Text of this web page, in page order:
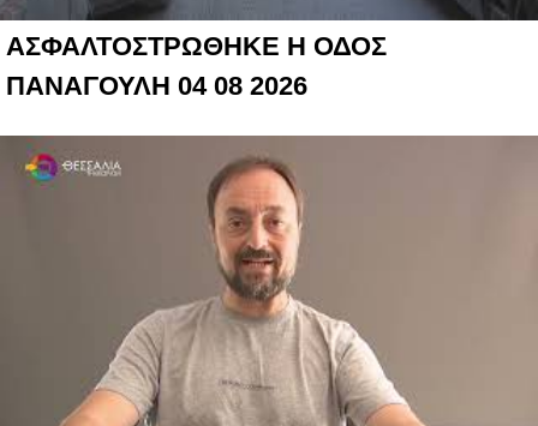
ΑΣΦΑΛΤΟΣΤΡΩΘΗΚΕ Η ΟΔΟΣ
ΠΑΝΑΓΟΥΛΗ 04 08 2026